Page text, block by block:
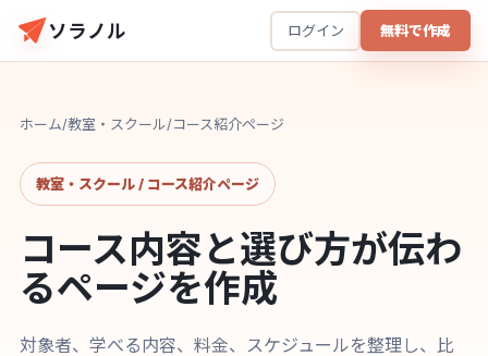
ソラノル ログイン 無料で作成
ホーム/教室・スクール/コース紹介ページ
教室・スクール / コース紹介ページ
コース内容と選び方が伝わ
るページを作成
対象者、学べる内容、料金、スケジュールを整理し、比